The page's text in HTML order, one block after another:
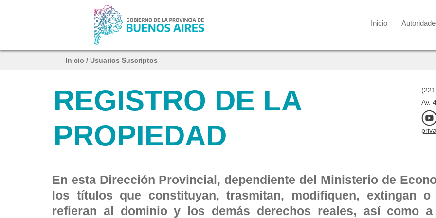
Inicio
Inicio / Usuarios Suscriptos
REGISTRO DE LA
PROPIEDAD
Av.
En esta Dirección Provincial, dependiente del Ministerio de
los títulos que constituyan, trasmitan, modifiquen, extingan
refieran al dominio y los demás derechos reales, así como